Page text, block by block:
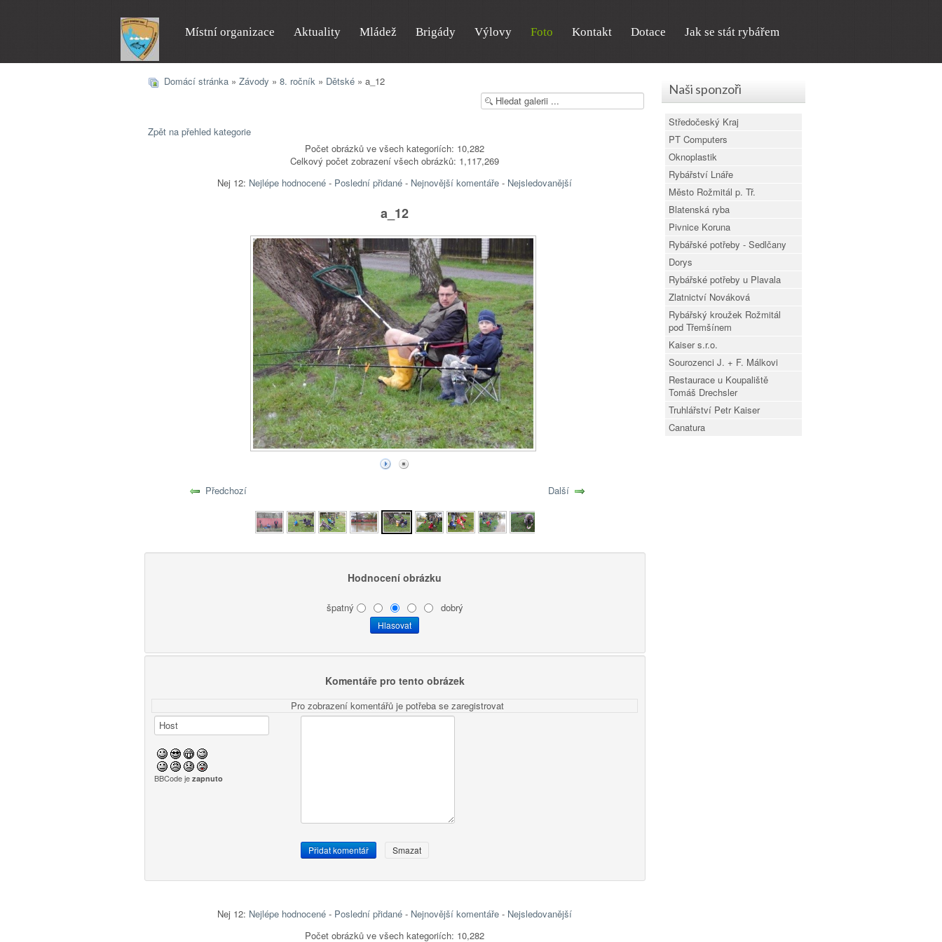
Místní organizace Aktuality Mládež Brigády Výlovy Foto Kontakt Dotace Jak se stát rybářem
Domácí stránka » Závody » 8. ročník » Dětské » a_12
Zpět na přehled kategorie
Počet obrázků ve všech kategoriích: 10,282
Celkový počet zobrazení všech obrázků: 1,117,269
Nej 12: Nejlépe hodnocené - Poslední přidané - Nejnovější komentáře - Nejsledovanější
a_12
Předchozí Další
Hodnocení obrázku
špatný dobrý
Komentáře pro tento obrázek
Pro zobrazení komentářů je potřeba se zaregistrovat
BBCode je zapnuto
Nej 12: Nejlépe hodnocené - Poslední přidané - Nejnovější komentáře - Nejsledovanější
Počet obrázků ve všech kategoriích: 10,282
Naši sponzoři
Středočeský Kraj
PT Computers
Oknoplastik
Rybářství Lnáře
Město Rožmitál p. Tř.
Blatenská ryba
Pivnice Koruna
Rybářské potřeby - Sedlčany
Dorys
Rybářské potřeby u Plavala
Zlatnictví Nováková
Rybářský kroužek Rožmitál
pod Třemšínem
Kaiser s.r.o.
Sourozenci J. + F. Málkovi
Restaurace u Koupaliště
Tomáš Drechsler
Truhlářství Petr Kaiser
Canatura